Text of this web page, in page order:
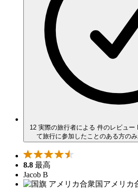
12 実際の旅行者による 件のレビュー
て旅行に参加したことのある方のみ
8.8 最高
Jacob B
アメリカ